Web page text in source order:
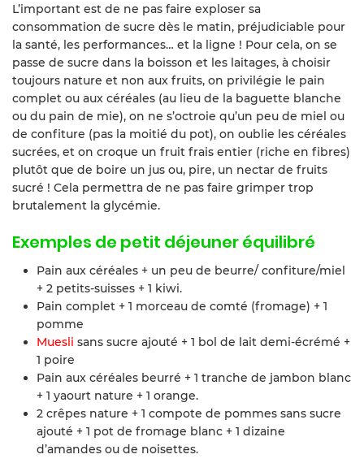
L’important est de ne pas faire exploser sa
consommation de sucre dès le matin, préjudiciable pour
la santé, les performances… et la ligne ! Pour cela, on se
passe de sucre dans la boisson et les laitages, à choisir
toujours nature et non aux fruits, on privilégie le pain
complet ou aux céréales (au lieu de la baguette blanche
ou du pain de mie), on ne s’octroie qu’un peu de miel ou
de confiture (pas la moitié du pot), on oublie les céréales
sucrées, et on croque un fruit frais entier (riche en fibres)
plutôt que de boire un jus ou, pire, un nectar de fruits
sucré ! Cela permettra de ne pas faire grimper trop
brutalement la glycémie.
Exemples de petit déjeuner équilibré
Pain aux céréales + un peu de beurre/ confiture/miel
+ 2 petits-suisses + 1 kiwi.
Pain complet + 1 morceau de comté (fromage) + 1
pomme
Muesli sans sucre ajouté + 1 bol de lait demi-écrémé +
1 poire
Pain aux céréales beurré + 1 tranche de jambon blanc
+ 1 yaourt nature + 1 orange.
2 crêpes nature + 1 compote de pommes sans sucre
ajouté + 1 pot de fromage blanc + 1 dizaine
d’amandes ou de noisettes.